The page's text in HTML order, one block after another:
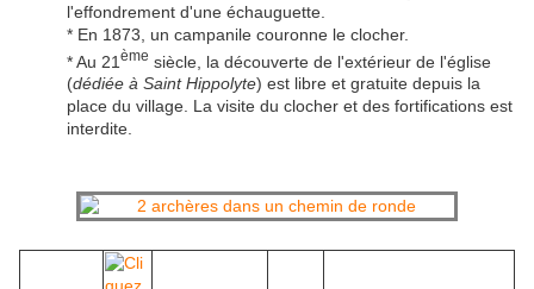
l'effondrement d'une échauguette.
* En 1873, un campanile couronne le clocher.
* Au 21 ème siècle, la découverte de l'extérieur de l'église
(dédiée à Saint Hippolyte) est libre et gratuite depuis la
place du village. La visite du clocher et des fortifications est
interdite.